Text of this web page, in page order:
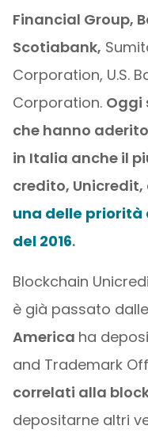
Financial Group,
Scotiabank,
Corporation, U.S.
Corporation. Oggi
che hanno
in Italia anche il
credito, Unicredit,
una delle
del 2016.
Blockchain
è già passato
America ha
and Trademark
correlati alla
depositarne altri